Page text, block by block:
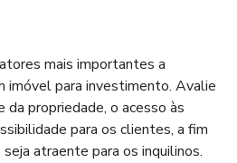
mais importantes a
imóvel para investimento. Avalie
da propriedade, o acesso às
para os clientes, a fim
atraente para os inquilinos.